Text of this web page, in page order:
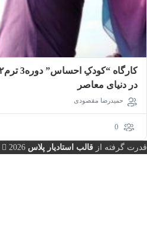
در دنیای معاصر
حمیدرضا مقصودی
0
قدرت گرفته از قالب استادیار پلاس 2026